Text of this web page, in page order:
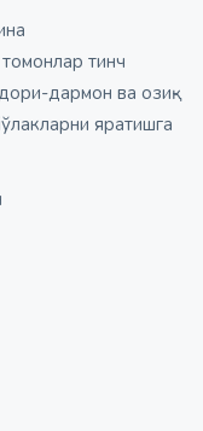
тинч
дармон ва озиқ-
яратишга